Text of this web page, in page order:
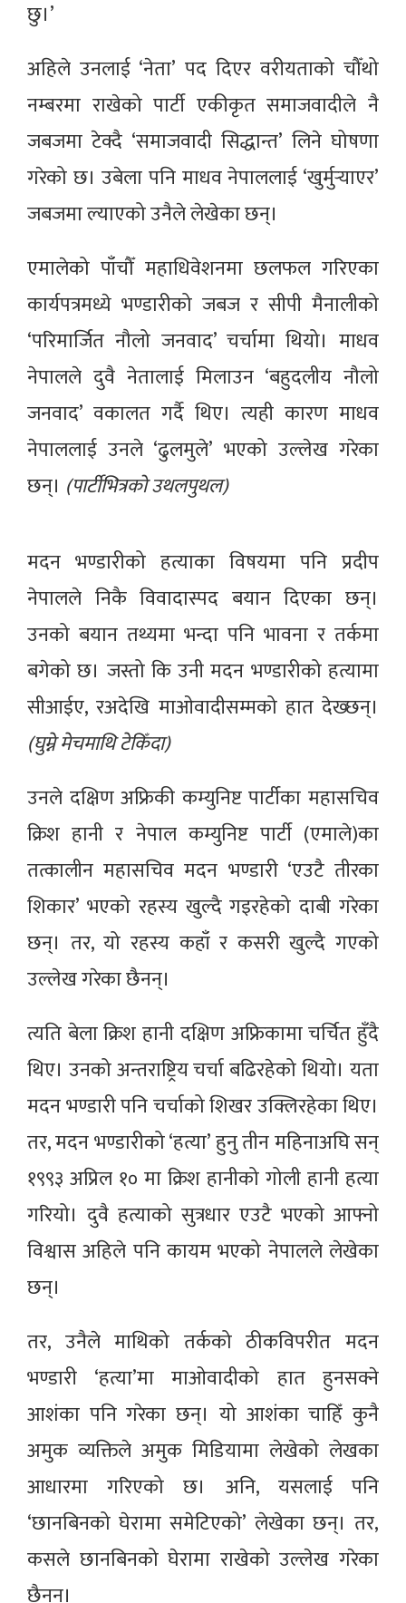
छु।’
अहिले उनलाई ‘नेता’ पद दिएर वरीयताको चौँथो
नम्बरमा राखेको पार्टी एकीकृत समाजवादीले नै
जबजमा टेक्दै ‘समाजवादी सिद्धान्त’ लिने घोषणा
गरेको छ। उबेला पनि माधव नेपाललाई ‘खुर्मुर्‍याएर’
जबजमा ल्याएको उनैले लेखेका छन्।
एमालेको पाँचौँ महाधिवेशनमा छलफल गरिएका
कार्यपत्रमध्ये भण्डारीको जबज र सीपी मैनालीको
‘परिमार्जित नौलो जनवाद’ चर्चामा थियो। माधव
नेपालले दुवै नेतालाई मिलाउन ‘बहुदलीय नौलो
जनवाद’ वकालत गर्दै थिए। त्यही कारण माधव
नेपाललाई उनले ‘ढुलमुले’ भएको उल्लेख गरेका
छन्। (पार्टीभित्रको उथलपुथल)
मदन भण्डारीको हत्याका विषयमा पनि प्रदीप
नेपालले निकै विवादास्पद बयान दिएका छन्।
उनको बयान तथ्यमा भन्दा पनि भावना र तर्कमा
बगेको छ। जस्तो कि उनी मदन भण्डारीको हत्यामा
सीआईए, रअदेखि माओवादीसम्मको हात देख्छन्।
(घुम्ने मेचमाथि टेकिँदा)
उनले दक्षिण अफ्रिकी कम्युनिष्ट पार्टीका महासचिव
क्रिश हानी र नेपाल कम्युनिष्ट पार्टी (एमाले)का
तत्कालीन महासचिव मदन भण्डारी ‘एउटै तीरका
शिकार’ भएको रहस्य खुल्दै गइरहेको दाबी गरेका
छन्। तर, यो रहस्य कहाँ र कसरी खुल्दै गएको
उल्लेख गरेका छैनन्।
त्यति बेला क्रिश हानी दक्षिण अफ्रिकामा चर्चित हुँदै
थिए। उनको अन्तराष्ट्रिय चर्चा बढिरहेको थियो। यता
मदन भण्डारी पनि चर्चाको शिखर उक्लिरहेका थिए।
तर, मदन भण्डारीको ‘हत्या’ हुनु तीन महिनाअघि सन्
१९९३ अप्रिल १० मा क्रिश हानीको गोली हानी हत्या
गरियो। दुवै हत्याको सुत्रधार एउटै भएको आफ्नो
विश्वास अहिले पनि कायम भएको नेपालले लेखेका
छन्।
तर, उनैले माथिको तर्कको ठीकविपरीत मदन
भण्डारी ‘हत्या’मा माओवादीको हात हुनसक्ने
आशंका पनि गरेका छन्। यो आशंका चाहिँ कुनै
अमुक व्यक्तिले अमुक मिडियामा लेखेको लेखका
आधारमा गरिएको छ। अनि, यसलाई पनि
‘छानबिनको घेरामा समेटिएको’ लेखेका छन्। तर,
कसले छानबिनको घेरामा राखेको उल्लेख गरेका
छैनन्।